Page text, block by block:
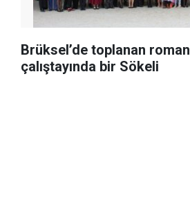
Brüksel’de toplanan roman
çalıştayında bir Sökeli